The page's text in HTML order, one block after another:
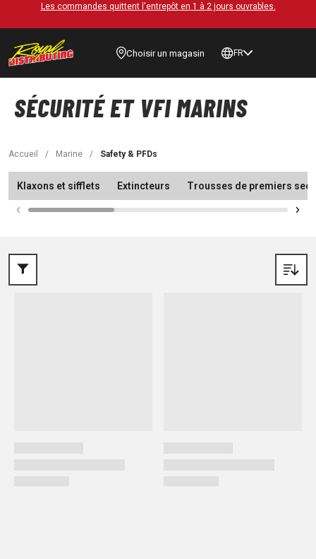
Les commandes quittent l'entrepôt en 1 à 2 jours ouvrables.
Choisir un magasin FR
SÉCURITÉ ET VFI MARINS
Accueil / Marine / Safety & PFDs
Klaxons et sifflets Extincteurs Trousses de premiers